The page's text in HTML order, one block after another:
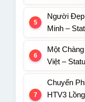
Người Đẹp
Minh –
Một
Việt –
Chuyến
HTV3